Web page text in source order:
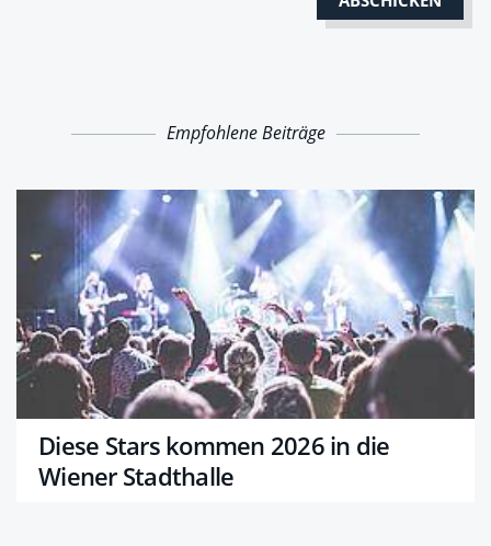
Empfohlene Beiträge
Diese Stars kommen 2026 in die
Wiener Stadthalle